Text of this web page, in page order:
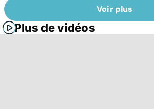
Voir plus
Plus de vidéos